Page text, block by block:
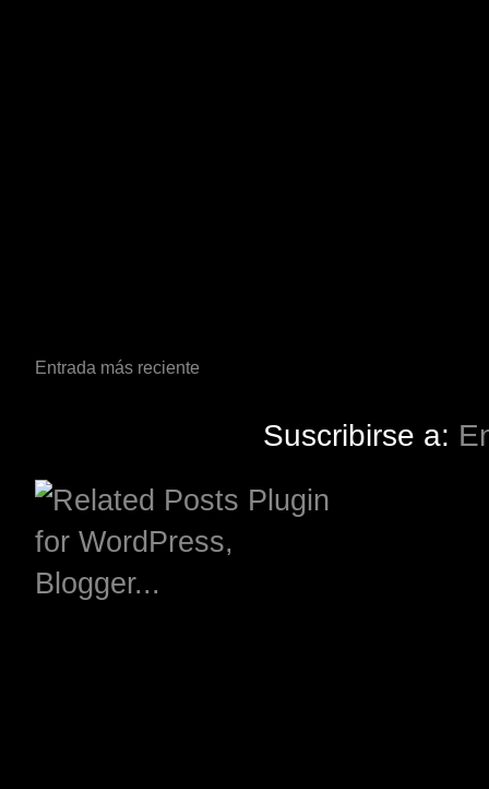
Entrada más reciente
Suscribirse a: